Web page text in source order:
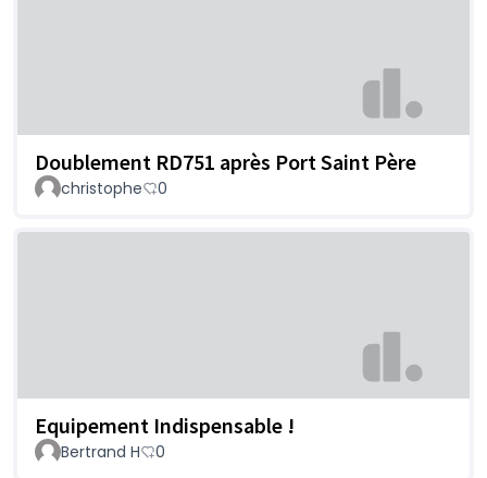
Doublement RD751 après Port Saint Père
christophe 0
Equipement Indispensable !
Bertrand H 0